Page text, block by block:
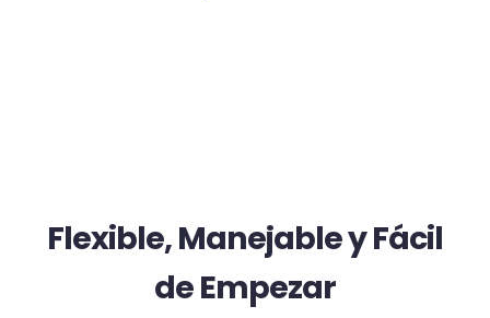
Flexible, Manejable y Fácil
de Empezar